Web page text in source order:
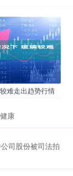
难走出趋势行情
康
司股份被司法拍